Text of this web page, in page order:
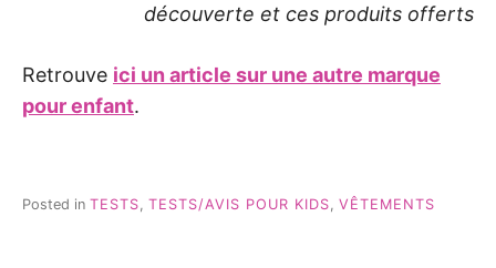
découverte et ces produits offerts
Retrouve ici un article sur une autre marque
pour enfant.
Posted in TESTS, TESTS/AVIS POUR KIDS, VÊTEMENTS